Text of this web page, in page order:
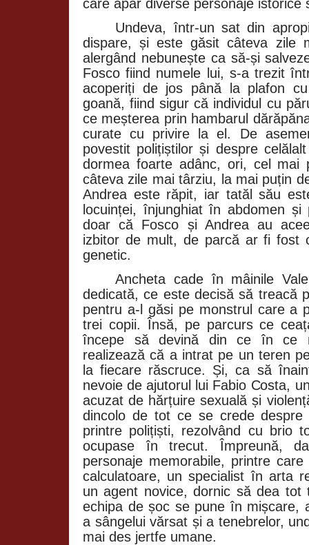
care apar diverse personaje istorice
Undeva, într-un sat din
dispare, și este găsit câteva zile
alergând nebunește ca să-și
Fosco fiind numele lui, s-a trezit
acoperiți de jos până la plafon
goană, fiind sigur că individul cu
ce meșterea prin hambarul
curate cu privire la el. De
povestit polițiștilor și despre
dormea foarte adânc, ori, cel mai
câteva zile mai târziu, la mai puțin
Andrea este răpit, iar tatăl său
locuinței, înjunghiat în abdomen
doar că Fosco și Andrea au
izbitor de mult, de parcă ar fi fost
genetic.
Ancheta cade în mâinile
dedicată, ce este decisă să treacă
pentru a-l găsi pe monstrul care a
trei copii. Însă, pe parcurs ce
începe să devină din ce în ce
realizează că a intrat pe un teren
la fiecare răscruce. Și, ca să
nevoie de ajutorul lui Fabio Costa,
acuzat de hărțuire sexuală și
dincolo de tot ce se crede
printre polițiști, rezolvând cu brio
ocupase în trecut. Împreună,
personaje memorabile, printre
calculatoare, un specialist în arta
un agent novice, dornic să dea tot
echipa de șoc se pune în mișcare,
a sângelui vărsat și a tenebrelor,
mai des jertfe umane.